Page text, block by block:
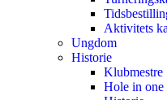
Aktivitets
Ungdom
Historie
Klubmestre
Hole in one